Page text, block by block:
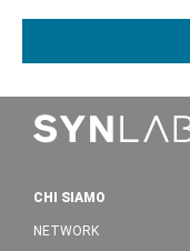
CHI SIAMO
NETWORK